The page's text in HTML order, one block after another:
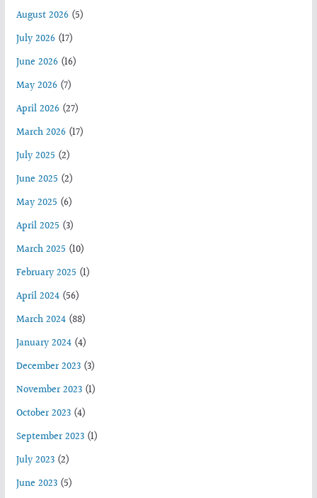
August 2026(5)
July 2026(17)
June 2026(16)
May 2026(7)
April 2026(27)
March 2026(17)
July 2025 (2)
June 2025 (2)
May 2025 (6)
April 2025 (3)
March 2025 (10)
February 2025 (1)
April 2024(56)
March 2024(88)
January 2024(4)
December 2023(3)
November 2023(1)
October 2023(4)
September 2023(1)
July 2023(2)
June 2023(5)